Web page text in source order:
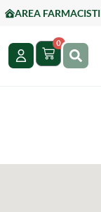
AREA FARMACISTI
0